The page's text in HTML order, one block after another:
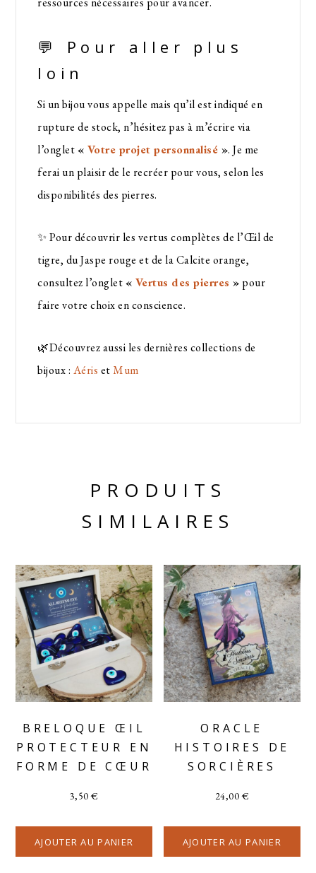
💬 Pour aller plus
loin
Si un bijou vous appelle mais qu’il est indiqué en
rupture de stock, n’hésitez pas à m’écrire via
l’onglet« Votre projet personnalisé ». Je me
ferai un plaisir de le recréer pour vous, selon les
disponibilités des pierres.
✨ Pour découvrir les vertus complètes de l’Œil de
tigre, du Jaspe rouge et de la Calcite orange,
consultez l’onglet« Vertus des pierres » pour
faire votre choix en conscience.
🌿Découvrez aussi les dernières collections de
bijoux : Aéris etMum
PRODUITS
SIMILAIRES
BRELOQUE ŒIL
PROTECTEUR EN
FORME DE CŒUR
3,50€
AJOUTER AU PANIER
ORACLE
HISTOIRES DE
SORCIÈRES
24,00€
AJOUTER AU PANIER